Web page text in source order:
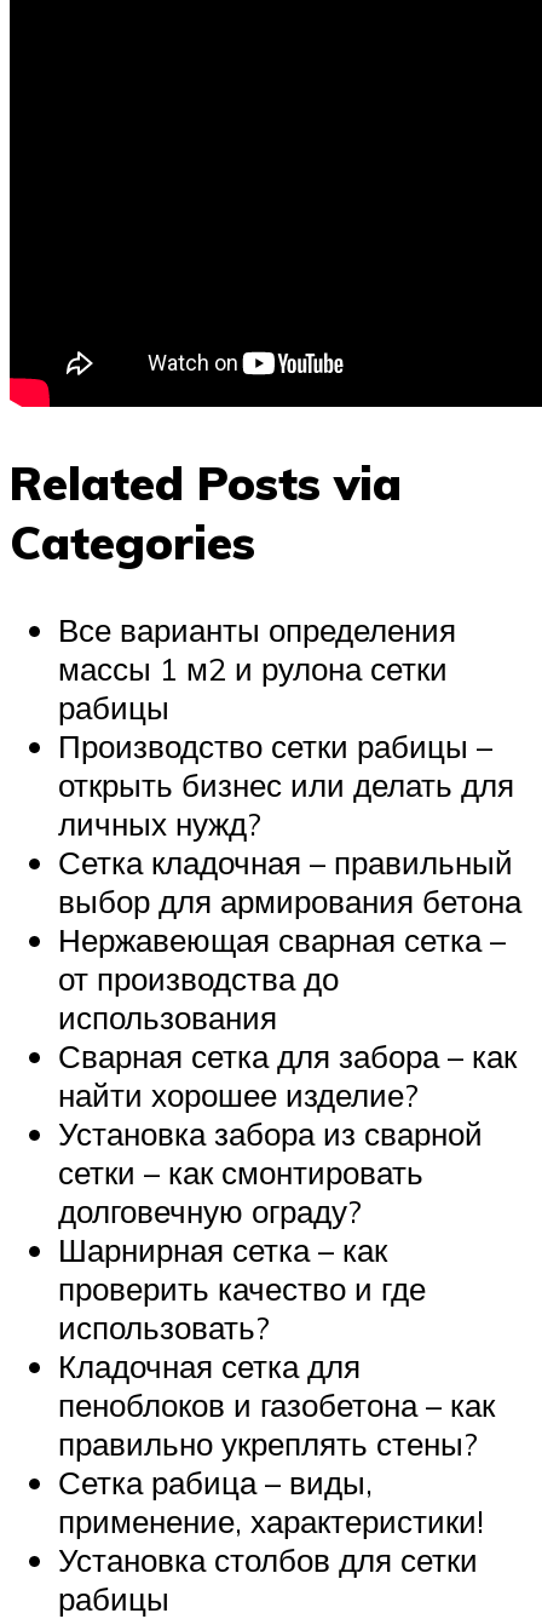
Related Posts via
Categories
Все варианты определения
массы 1 м2 и рулона сетки
рабицы
Производство сетки рабицы –
открыть бизнес или делать для
личных нужд?
Сетка кладочная – правильный
выбор для армирования бетона
Нержавеющая сварная сетка –
от производства до
использования
Сварная сетка для забора – как
найти хорошее изделие?
Установка забора из сварной
сетки – как смонтировать
долговечную ограду?
Шарнирная сетка – как
проверить качество и где
использовать?
Кладочная сетка для
пеноблоков и газобетона – как
правильно укреплять стены?
Сетка рабица – виды,
применение, характеристики!
Установка столбов для сетки
рабицы